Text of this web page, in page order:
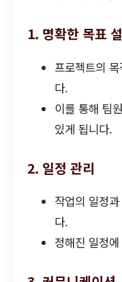
1. 명확한 목표
프로젝트의
다.
이를 통해 팀
있게 됩니다.
2. 일정 관리
작업의 일정
다.
정해진 일정